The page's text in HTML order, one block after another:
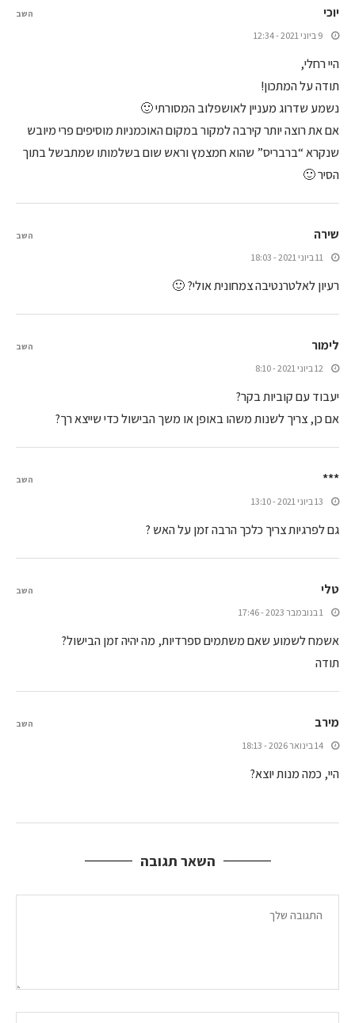
יוכי
9 ביוני 2021 - 12:34
היי רחלי,
תודה על המתכון!
נשמע שדרוג מעניין לאושפלוב המסורתי 🙂
אם את רוצה יותר קירבה למקור במקום האוכמניות מוסיפים פרי מיובש
שנקרא “ברבריס” שהוא חמצמץ וראש שום בשלמותו שמתבשל בתוך
הסיר 🙂
השב
שירה
11 ביוני 2021 - 18:03
רעיון לאלטרנטיבה צמחונית אולי? 🙂
השב
לימור
12 ביוני 2021 - 8:10
יעבוד עם קוביות בקר?
אם כן, צריך לשנות משהו באופן או משך הבישול כדי שייצא רך?
השב
***
13 ביוני 2021 - 13:10
גם לפרגיות צריך כלכך הרבה זמן על האש ?
השב
טלי
1 בנובמבר 2023 - 17:46
אשמח לשמוע שאם משתמים ספרדיות, מה יהיה זמן הבישול?
תודה
השב
מירב
14 בינואר 2026 - 18:13
היי, כמה מנות יוצא?
השב
השאר תגובה